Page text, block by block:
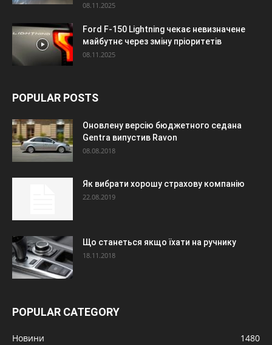
08.11.2025
Ford F-150 Lightning чекає невизначене
майбутнє через зміну пріоритетів
08.11.2025
POPULAR POSTS
Оновлену версію бюджетного седана
Gentra випустив Ravon
08.08.2018
Як вибрати хорошу страхову компанію
22.08.2019
Що станеться якщо їхати на ручнику
18.11.2018
POPULAR CATEGORY
Новини
1480